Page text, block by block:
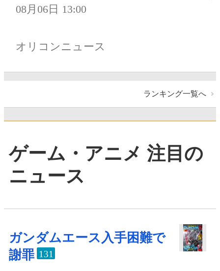
08月06日 13:00
オリコンニュース
ランキング一覧へ
ゲーム・アニメ 注目の
ニュース
ガンダムエース入手困難で
謝罪 131